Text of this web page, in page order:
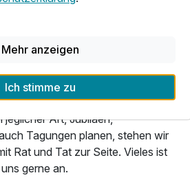
Lebensmittel nachvollziehbar und
jeglicher Art, Jubiläen,
Tagungen planen, stehen wir
Rat und Tat zur Seite. Vieles ist
gerne an.
Mehr anzeigen
Ich stimme zu